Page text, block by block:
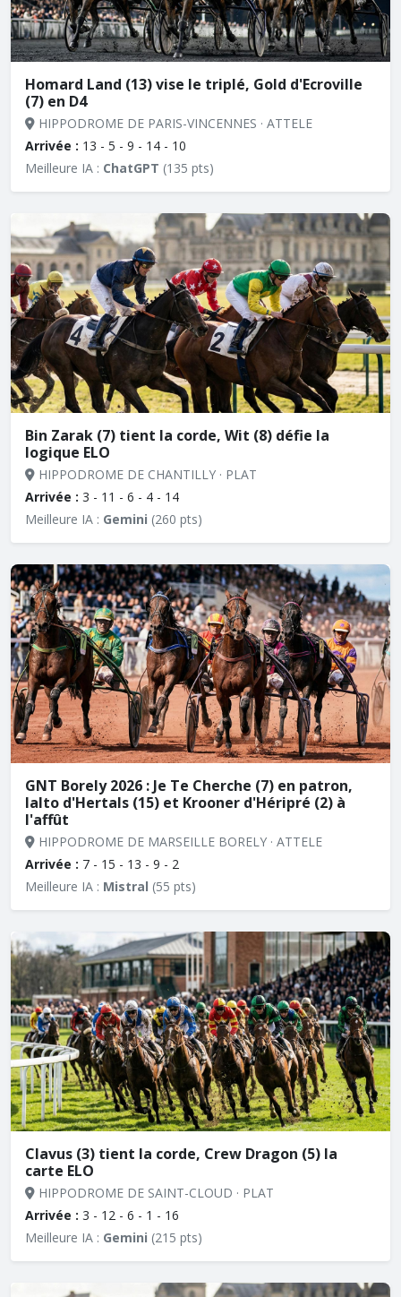
Homard Land (13) vise le triplé, Gold d'Ecroville
(7) en D4
HIPPODROME DE PARIS-VINCENNES · ATTELE
Arrivée : 13 - 5 - 9 - 14 - 10
Meilleure IA : ChatGPT (135 pts)
Bin Zarak (7) tient la corde, Wit (8) défie la
logique ELO
HIPPODROME DE CHANTILLY · PLAT
Arrivée : 3 - 11 - 6 - 4 - 14
Meilleure IA : Gemini (260 pts)
GNT Borely 2026 : Je Te Cherche (7) en patron,
Ialto d'Hertals (15) et Krooner d'Héripré (2) à
l'affût
HIPPODROME DE MARSEILLE BORELY · ATTELE
Arrivée : 7 - 15 - 13 - 9 - 2
Meilleure IA : Mistral (55 pts)
Clavus (3) tient la corde, Crew Dragon (5) la
carte ELO
HIPPODROME DE SAINT-CLOUD · PLAT
Arrivée : 3 - 12 - 6 - 1 - 16
Meilleure IA : Gemini (215 pts)